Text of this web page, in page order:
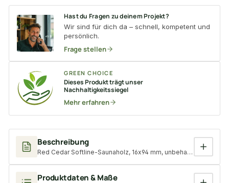
Beschreibung
Red Cedar Softline-Saunaholz, 16x94 mm, unbehandelt,
Produktdaten & Maße
Hast du Fragen zu deinem Projekt?
Wir sind für dich da – schnell, kompetent und
persönlich.
Frage stellen
GREEN CHOICE
Dieses Produkt trägt unser
Nachhaltigkeitssiegel
Mehr erfahren